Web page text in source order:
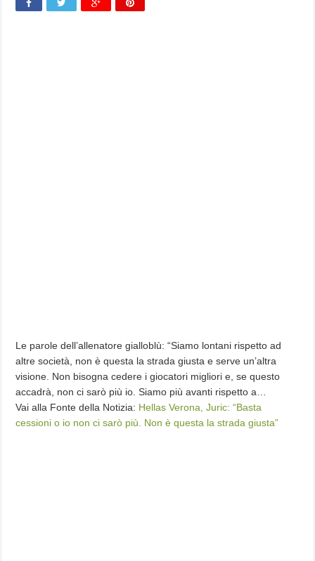
Le parole dell’allenatore gialloblù: “Siamo lontani rispetto ad
altre società, non è questa la strada giusta e serve un’altra
visione. Non bisogna cedere i giocatori migliori e, se questo
accadrà, non ci sarò più io. Siamo più avanti rispetto a…
Vai alla Fonte della Notizia: Hellas Verona, Juric: “Basta
cessioni o io non ci sarò più. Non è questa la strada giusta”